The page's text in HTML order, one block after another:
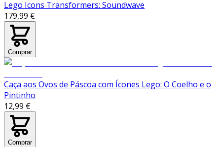
Lego Icons Transformers: Soundwave
179,99 €
Comprar
Caça aos Ovos de Páscoa com Ícones Lego: O Coelho e o
Pintinho
12,99 €
Comprar